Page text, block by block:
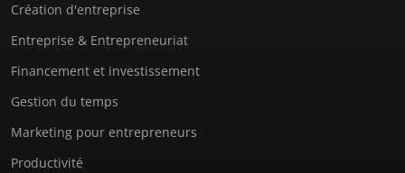
Création d'entreprise
Entreprise & Entrepreneuriat
Financement et investissement
Gestion du temps
Marketing pour entrepreneurs
Productivité